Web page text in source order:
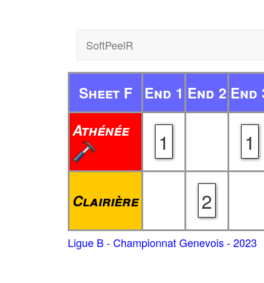
SoftPeelR
Sheet F End 1 End 2 End
Athénée
1 1
Clairière 2
Ligue B - Championnat Genevois - 2023